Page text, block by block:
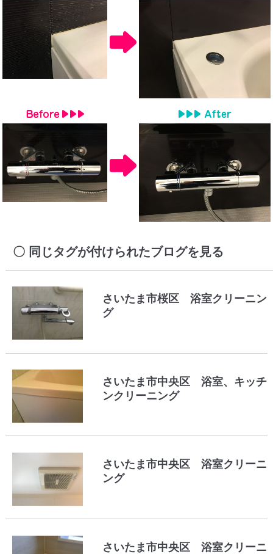
同じタグが付けられたブログを見る
さいたま市桜区 浴室クリーニン
グ
さいたま市中央区 浴室、キッチ
ンクリーニング
さいたま市中央区 浴室クリーニ
ング
さいたま市中央区 浴室クリーニ